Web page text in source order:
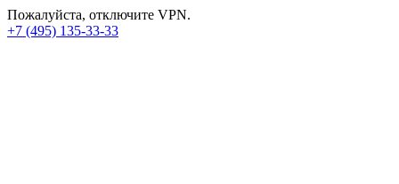
Пожалуйста, отключите VPN.
+7 (495) 135-33-33